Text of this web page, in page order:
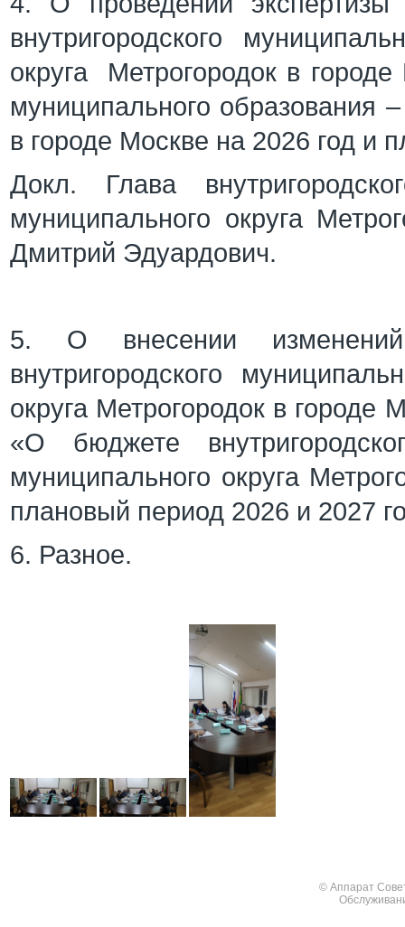
внутригородского
округа Метрогородок в
муниципального образования
в городе Москве на 2026 год и
Докл. Глава
муниципального округа
Дмитрий Эдуардович.
5. О внесении
внутригородского
округа Метрогородок в
«О бюджете
муниципального округа
плановый период 2026 и 2027
6. Разное.
© Аппарат